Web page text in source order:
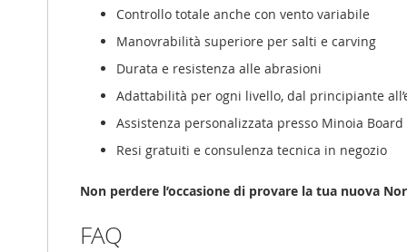
Controllo totale anche con vento variabile
Manovrabilità superiore per salti e carving
Durata e resistenza alle abrasioni
Adattabilità per ogni livello, dal principiante
Assistenza personalizzata presso Minoia Board
Resi gratuiti e consulenza tecnica in negozio
Non perdere l’occasione di provare la tua nuova
FAQ